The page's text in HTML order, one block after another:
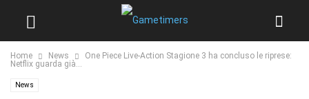
Home News
One Piece Live-Action Stagione 3 ha concluso le riprese:
Netflix guarda già...
News